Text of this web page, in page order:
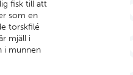
fisk till att
som en
torskfilé
mjäll i
i munnen